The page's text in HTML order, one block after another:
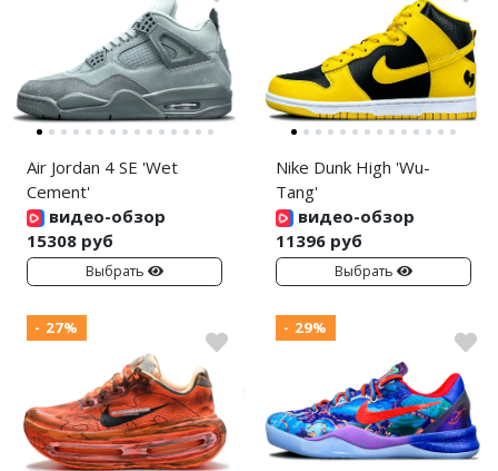
Air Jordan 4 SE 'Wet
Cement'
видео-обзор
15308 руб
Выбрать
Nike Dunk High 'Wu-
Tang'
видео-обзор
11396 руб
Выбрать
- 27% - 29%